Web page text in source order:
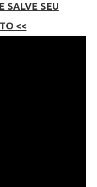
SALVE SEU
<<